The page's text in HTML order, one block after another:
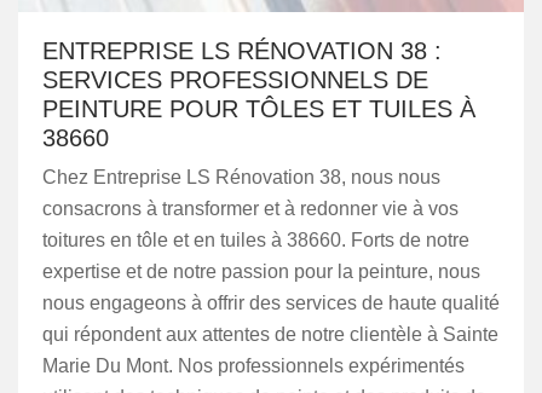
ENTREPRISE LS RÉNOVATION 38 :
SERVICES PROFESSIONNELS DE
PEINTURE POUR TÔLES ET TUILES À
38660
Chez Entreprise LS Rénovation 38, nous nous
consacrons à transformer et à redonner vie à vos
toitures en tôle et en tuiles à 38660. Forts de notre
expertise et de notre passion pour la peinture, nous
nous engageons à offrir des services de haute qualité
qui répondent aux attentes de notre clientèle à Sainte
Marie Du Mont. Nos professionnels expérimentés